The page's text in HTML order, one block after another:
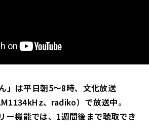
」は平日朝5～8時、文化放送
、radiko） で放送中。
ー機能では、1週間後まで聴取でき